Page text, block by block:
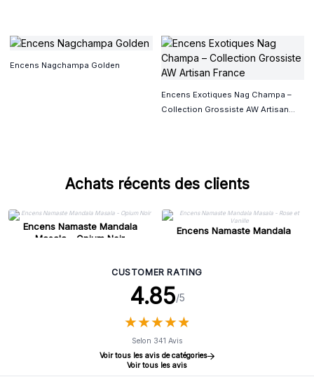
Encens Nagchampa Golden
Encens Exotiques Nag Champa –
Collection Grossiste AW Artisan
Achats récents des clients
Encens Namaste Mandala
Masala - Opium Noir
Encens Namaste Mandala
CUSTOMER RATING
4.85/5
★★★★★
★★★★★
Selon 341 Avis
Voir tous les avis de catégories
Voir tous les avis